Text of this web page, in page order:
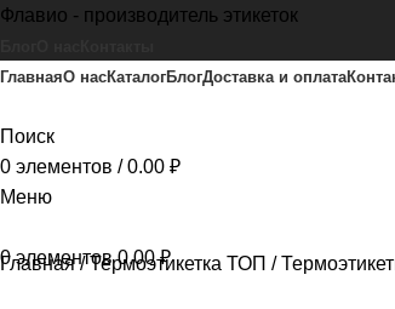
Флавио - производитель этикеток
ГлавнаяО насКаталогБлогДоставка и оплата
Поиск
0 элементов / 0.00 ₽
Меню
0элементов 0.00₽
Главная Термоэтикетка ТОП